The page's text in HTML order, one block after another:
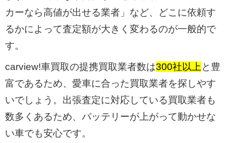
カーなら高値が出せる業者」など、どこに依頼す
るかによって査定額が大きく変わるのが一般的で
す。
carview!車買取の提携買取業者数は300社以上と豊
富であるため、愛車に合った買取業者を探しやす
いでしょう。出張査定に対応している買取業者も
数多くあるため、バッテリーが上がって動かせな
い車でも安心です。